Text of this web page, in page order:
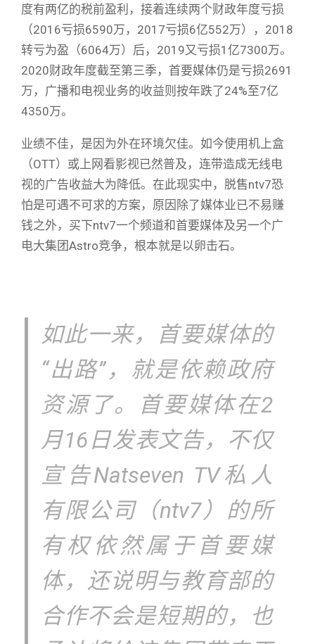
度有两亿的税前盈利，接着连续两个财政年度亏损
（2016亏损6590万，2017亏损6亿552万），2018
转亏为盈（6064万）后，2019又亏损1亿7300万。
2020财政年度截至第三季，首要媒体仍是亏损2691
万，广播和电视业务的收益则按年跌了24%至7亿
4350万。
业绩不佳，是因为外在环境欠佳。如今使用机上盒
（OTT）或上网看影视已然普及，连带造成无线电
视的广告收益大为降低。在此现实中，脱售ntv7恐
怕是可遇不可求的方案，原因除了媒体业已不易赚
钱之外，买下ntv7一个频道和首要媒体及另一个广
电大集团Astro竞争，根本就是以卵击石。
如此一来，首要媒体的
“出路”，就是依赖政府
资源了。首要媒体在2
月16日发表文告，不仅
宣告Natseven TV私人
有限公司（ntv7）的所
有权依然属于首要媒
体，还说明与教育部的
合作不会是短期的，也